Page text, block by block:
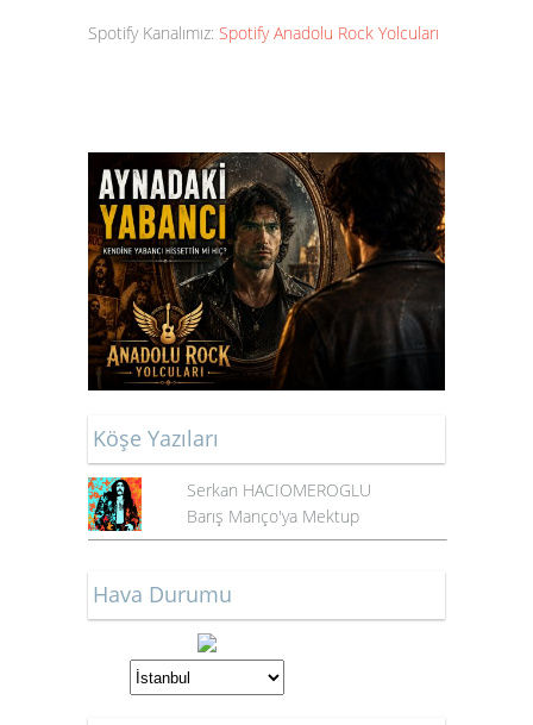
Spotify Kanalımız: Spotify Anadolu Rock Yolcuları
Köşe Yazıları
Serkan HACIOMEROGLU
Barış Manço'ya Mektup
Hava Durumu